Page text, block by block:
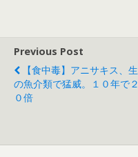
Previous Post
【食中毒】アニサキス、生
の魚介類で猛威。１０年で２
０倍